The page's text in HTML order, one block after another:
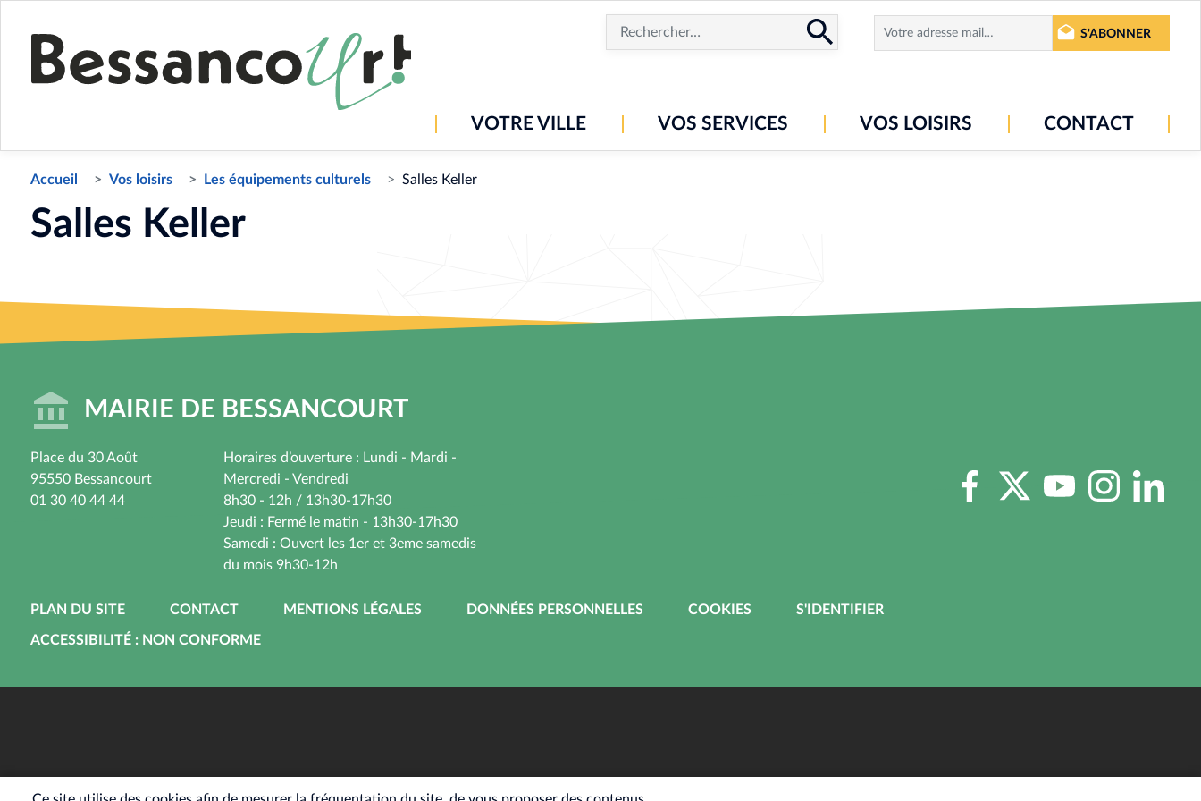
Aller
S'ABONNER
VOTRE VILLE VOS SERVICES VOS LOISIRS CONTACT
Accueil Vos loisirs Les équipements culturels Salles Keller
Salles Keller
MAIRIE DE BESSANCOURT
Place du 30 Août
95550 Bessancourt
01 30 40 44 44
Horaires d’ouverture : Lundi - Mardi -
Mercredi - Vendredi
8h30 - 12h / 13h30-17h30
Jeudi : Fermé le matin - 13h30-17h30
Samedi : Ouvert les 1er et 3eme samedis
du mois 9h30-12h
RÉSEAUX
SOCIAUX
PIED
PAGE
PLAN DU SITE CONTACT MENTIONS LÉGALES DONNÉES PERSONNELLES COOKIES S'IDENTIFIER
ACCESSIBILITÉ : NON CONFORME